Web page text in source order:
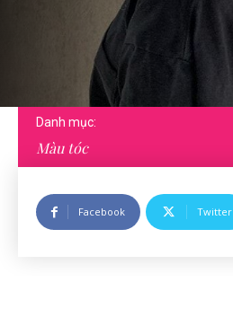
Danh mục:
Màu tóc
Facebook Twitter